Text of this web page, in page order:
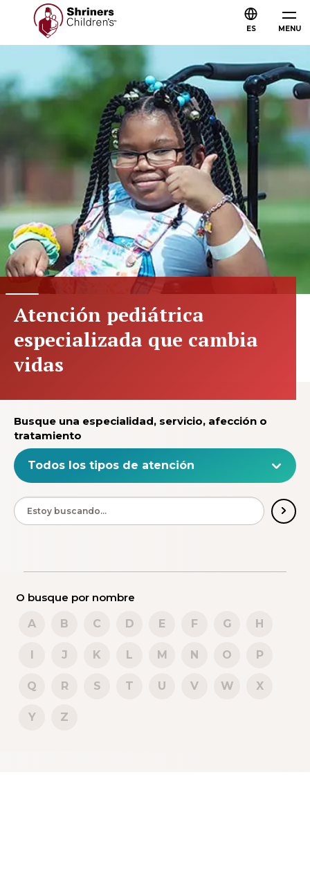
MENU
ES
Atención pediátrica
especializada que cambia
vidas
Busque una especialidad, servicio, afección o
tratamiento
O busque por nombre
A
B C D E F G H
I J K L M N O P
Q R S T U V W X
Y Z